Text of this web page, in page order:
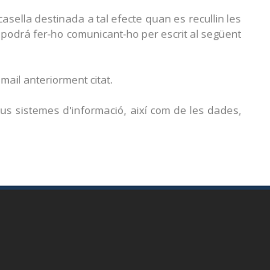
destinada a tal efecte quan es recullin les
fer-ho comunicant-ho per escrit al següent
anteriorment citat.
sistemes d'informació, així com de les dades,